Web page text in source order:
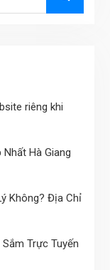
riêng khi
Hà Giang
Không? Địa Chỉ
Trực Tuyến